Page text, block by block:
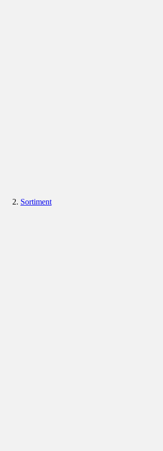
Sortiment